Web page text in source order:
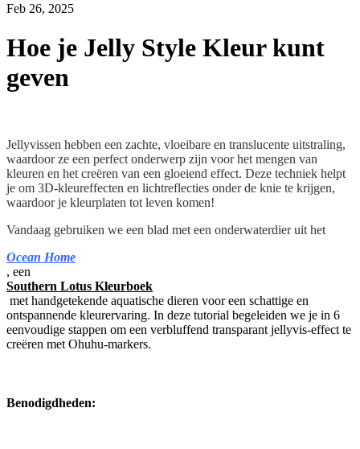
Feb 26, 2025
Hoe je Jelly Style Kleur kunt
geven
Jellyvissen hebben een zachte, vloeibare en translucente uitstraling,
waardoor ze een perfect onderwerp zijn voor het mengen van
kleuren en het creëren van een gloeiend effect. Deze techniek helpt
je om 3D-kleureffecten en lichtreflecties onder de knie te krijgen,
waardoor je kleurplaten tot leven komen!
Vandaag gebruiken we een blad met een onderwaterdier uit het
Ocean Home
, een
Southern Lotus Kleurboek
met handgetekende aquatische dieren voor een schattige en
ontspannende kleurervaring. In deze tutorial begeleiden we je in 6
eenvoudige stappen om een verbluffend transparant jellyvis-effect te
creëren met Ohuhu-markers.
Benodigdheden: